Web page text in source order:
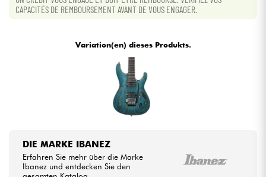
Bundle
CAPACITÉS DE REMBOURSEMENT AVANT DE VOUS ENGAGER.
Variation(en) dieses Produkts.
DIE MARKE IBANEZ
Erfahren Sie mehr über die Marke
Ibanez und entdecken Sie den